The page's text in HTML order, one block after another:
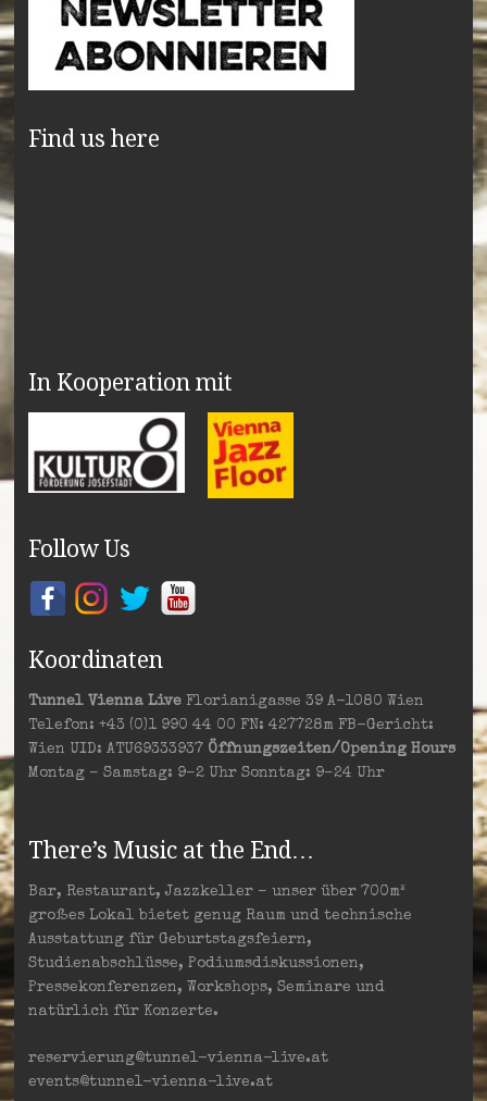
Find us here
In Kooperation mit
Follow Us
Koordinaten
Tunnel Vienna LiveFlorianigasse 39 A-1080 Wien
Telefon: +43 (0)1 990 44 00 FN: 427728m FB-Gericht:
Wien UID: ATU69333937 Öffnungszeiten/Opening Hours
Montag – Samstag: 9–2 Uhr Sonntag: 9–24 Uhr
There’s Music at the End…
Bar, Restaurant, Jazzkeller – unser über 700m²
großes Lokal bietet genug Raum und technische
Ausstattung für Geburtstagsfeiern,
Studienabschlüsse, Podiumsdiskussionen,
Pressekonferenzen, Workshops, Seminare und
natürlich für Konzerte.
reservierung@tunnel-vienna-live.at
events@tunnel-vienna-live.at